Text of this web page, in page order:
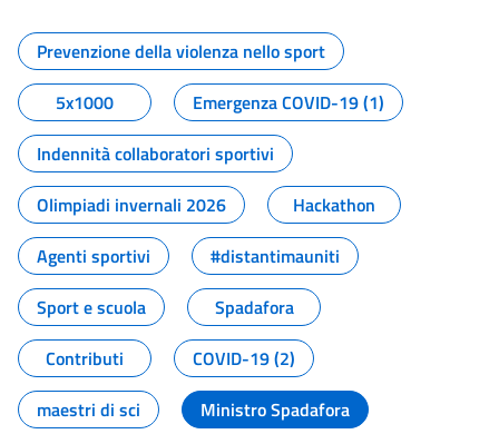
Tutti i contenuti della pagina
Prevenzione della violenza nello sport
5x1000
Emergenza COVID-19 (1)
Indennità collaboratori sportivi
Olimpiadi invernali 2026
Hackathon
Agenti sportivi
#distantimauniti
Sport e scuola
Spadafora
Contributi
COVID-19 (2)
maestri di sci
Ministro Spadafora